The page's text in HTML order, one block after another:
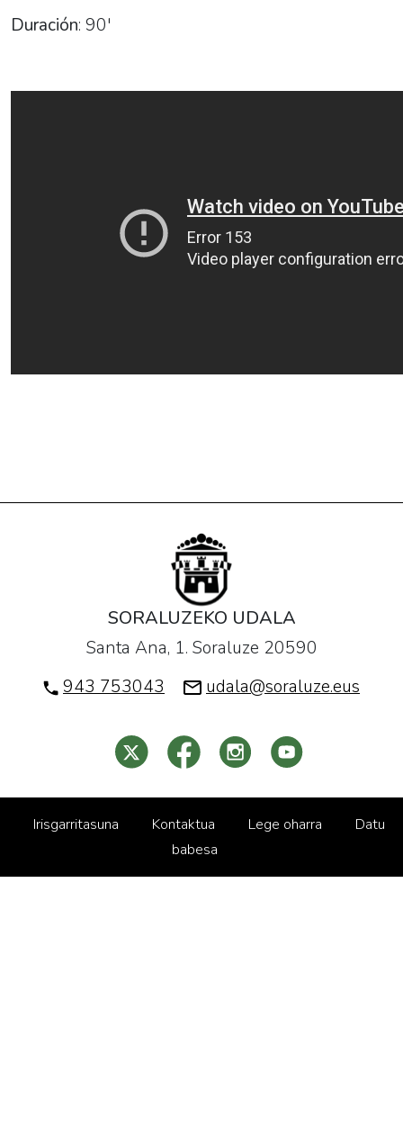
Duración: 90'
SORALUZEKO UDALA
Santa Ana, 1. Soraluze 20590
943 753043
udala@soraluze.eus
Irisgarritasuna Kontaktua Lege oharra
Datu
babesa